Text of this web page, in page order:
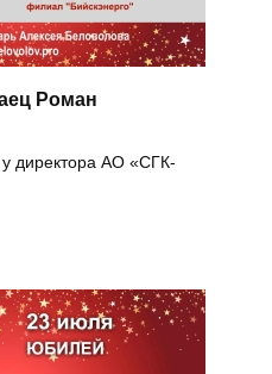
Роман
директора АО «СГК-